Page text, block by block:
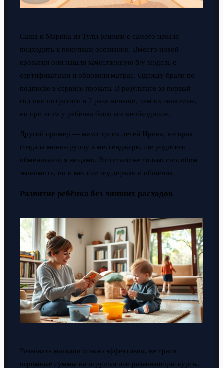
Саша и Марина из Тулы решили с самого начала
подходить к покупкам осознанно. Вместо новой
кроватки они нашли качественную б/у модель с
сертификатами и обновили матрас. Одежду брали по
подписке в сервисе проката. В результате за первый
год они потратили в 2 раза меньше, чем их знакомые,
но при этом у ребёнка было всё необходимое.
Другой пример — мама троих детей Ирина, которая
создала мини-группу в мессенджере, где родители
обмениваются вещами. Это стало не только способом
экономить, но и местом поддержки и общения.
Развитие ребёнка без лишних расходов
Развивать малыша можно эффективно, не тратя
огромные суммы на игрушки или развивающие курсы.